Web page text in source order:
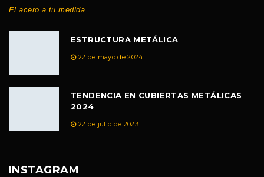
El acero a tu medida
ESTRUCTURA METÁLICA
22 de mayo de 2024
TENDENCIA EN CUBIERTAS METÁLICAS
2024
22 de julio de 2023
INSTAGRAM